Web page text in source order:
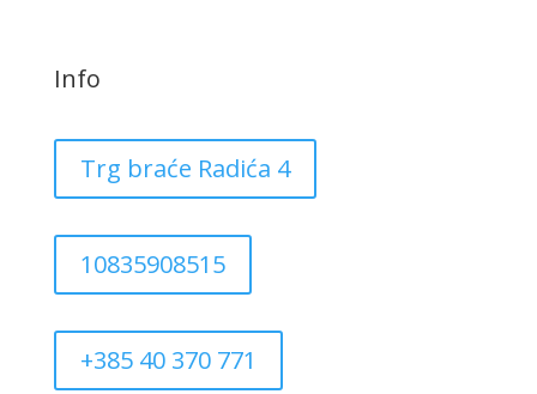
Info
Trg braće Radića 4
10835908515
+385 40 370 771